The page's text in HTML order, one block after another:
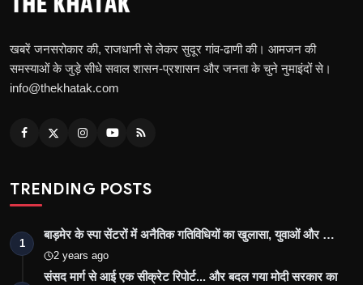
खबरें जनसरोकार की, राजधानी से लेकर सुदूर गांव-ढाणी की। आमजन की
समस्याओं के जुड़े सीधे सवाल शासन-प्रशासन और जनता के चुने नुमाइंदों से।
info@thekhatak.com
TRENDING POSTS
1
बाड़मेर के स्पा सेंटरों में अनैतिक गतिविधियों का खुलासा, युवाओं और …
2 years ago
संसद मार्ग से आई एक सीक्रेट रिपोर्ट... और बदल गया मोदी सरकार का